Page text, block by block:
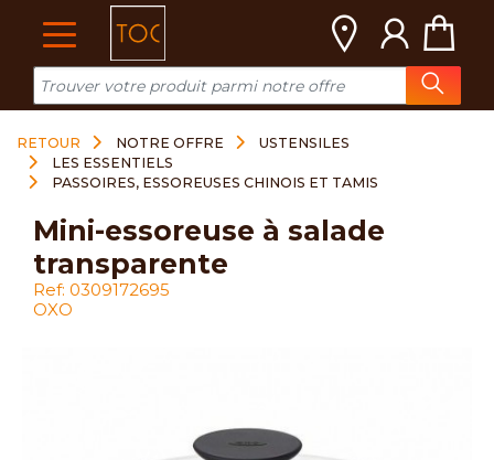
RETOUR NOTRE OFFRE
USTENSILES
LES ESSENTIELS
PASSOIRES, ESSOREUSES CHINOIS ET TAMIS
mini-essoreuse à salade
transparente
Ref: 0309172695
OXO
Cookies management panel